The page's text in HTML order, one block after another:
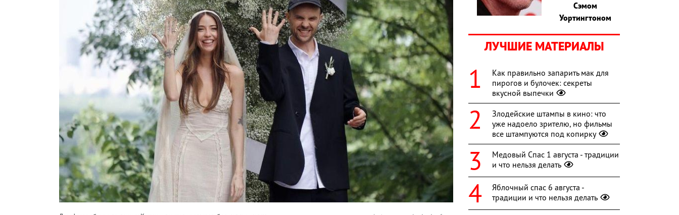
Сэмом
Уортингтоном
ЛУЧШИЕ МАТЕРИАЛЫ
Как правильно запарить мак для
пирогов и булочек: секреты
вкусной выпечки
Злодейские штампы в кино: что
уже надоело зрителю, но фильмы
все штампуются под копирку
Медовый Спас 1 августа - традиции
и что нельзя делать
Яблочный спас 6 августа -
традиции и что нельзя делать